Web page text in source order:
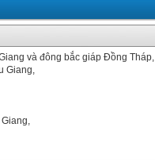
và đông bắc giáp Đồng Tháp,
Giang,